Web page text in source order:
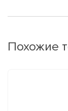
Похожие